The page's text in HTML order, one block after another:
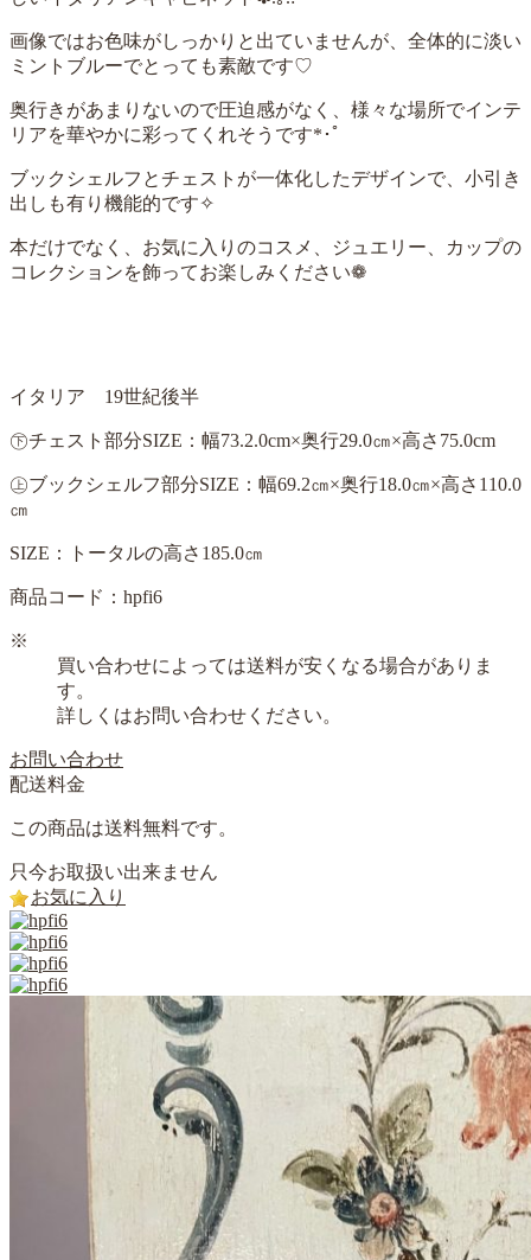
画像ではお色味がしっかりと出ていませんが、全体的に淡い
ミントブルーでとっても素敵です♡
奥行きがあまりないので圧迫感がなく、様々な場所でインテ
リアを華やかに彩ってくれそうです* ･ﾟ
ブックシェルフとチェストが一体化したデザインで、小引き
出しも有り機能的です✧
本だけでなく、お気に入りのコスメ、ジュエリー、カップの
コレクションを飾ってお楽しみください❁
イタリア 19世紀後半
㊦チェスト部分SIZE：幅73.2.0cm×奥行29.0㎝×高さ75.0cm
㊤ブックシェルフ部分SIZE：幅69.2㎝×奥行18.0㎝×高さ110.0
㎝
SIZE：トータルの高さ185.0㎝
商品コード：hpfi6
※
買い合わせによっては送料が安くなる場合がありま
す。
詳しくはお問い合わせください。
お問い合わせ
配送料金
この商品は送料無料です。
只今お取扱い出来ません
お気に入り